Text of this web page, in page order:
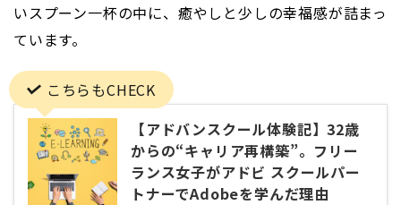
いスプーン一杯の中に、癒やしと少しの幸福感が詰まっ
ています。
こちらもCHECK
【アドバンスクール体験記】32歳
からの“キャリア再構築”。フリー
ランス女子がアドビ スクールパー
トナーでAdobeを学んだ理由